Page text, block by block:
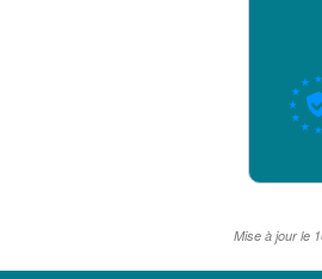
Mise à jour le